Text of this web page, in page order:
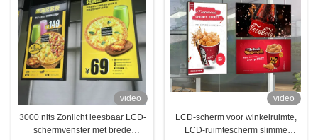
video
3000 nits Zonlicht leesbaar LCD-
schermvenster met brede
video
LCD-scherm voor winkelruimte,
LCD-ruimtescherm slimme